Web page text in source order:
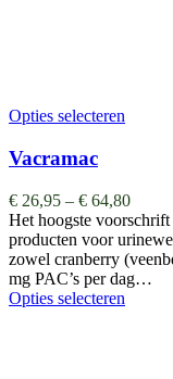
Opties selecteren
Vacramac
€ 26,95 – € 64,80
Het hoogste
producten voor
zowel cranberry
mg PAC’s per dag…
Opties selecteren